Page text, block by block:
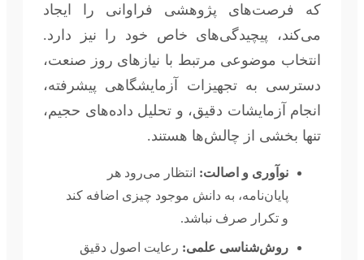
که فرصت‌های پژوهشی فراوانی را ایجاد
می‌کند، پیچیدگی‌های خاص خود را نیز دارد.
انتخاب موضوعی مرتبط با نیازهای روز صنعت،
دسترسی به تجهیزات آزمایشگاهی پیشرفته،
انجام آزمایشات دقیق، و تحلیل داده‌های حجیم،
تنها بخشی از چالش‌ها هستند.
نوآوری و اصالت: انتظار می‌رود هر
پایان‌نامه، به دانش موجود چیزی اضافه کند
و تکرار صرف نباشد.
روش‌شناسی علمی: رعایت اصول دقیق